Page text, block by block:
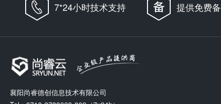
7*24小时技术支持 提供免费
襄阳尚睿德创信息技术有限公司